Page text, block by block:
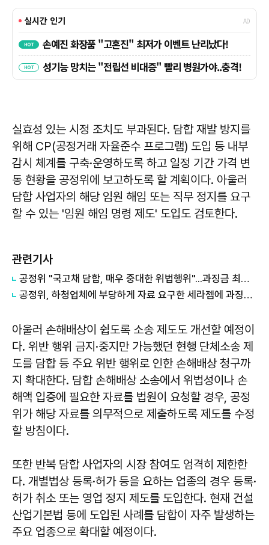
실효성 있는 시정 조치도 부과된다. 담합 재발 방지를
위해 CP(공정거래 자율준수 프로그램) 도입 등 내부
감시 체계를 구축·운영하도록 하고 일정 기간 가격 변
동 현황을 공정위에 보고하도록 할 계획이다. 아울러
담합 사업자의 해당 임원 해임 또는 직무 정지를 요구
할 수 있는 '임원 해임 명령 제도' 도입도 검토한다.
관련기사
공정위 "국고채 담합, 매우 중대한 위법행위"...과징금 최대 15조원 전망
공정위, 하청업체에 부당하게 자료 요구한 세라젬에 과징금 4.3억원 부과
아울러 손해배상이 쉽도록 소송 제도도 개선할 예정이
다. 위반 행위 금지·중지만 가능했던 현행 단체소송 제
도를 담합 등 주요 위반 행위로 인한 손해배상 청구까
지 확대한다. 담합 손해배상 소송에서 위법성이나 손
해액 입증에 필요한 자료를 법원이 요청할 경우, 공정
위가 해당 자료를 의무적으로 제출하도록 제도를 수정
할 방침이다.
또한 반복 담합 사업자의 시장 참여도 엄격히 제한한
다. 개별법상 등록·허가 등을 요하는 업종의 경우 등록·
허가 취소 또는 영업 정지 제도를 도입한다. 현재 건설
산업기본법 등에 도입된 사례를 담합이 자주 발생하는
주요 업종으로 확대할 예정이다.